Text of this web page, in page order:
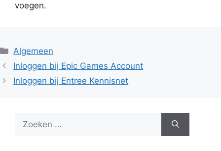
voegen.
Categorieën
Algemeen
Inloggen bij Epic Games Account
Inloggen bij Entree Kennisnet
Zoek